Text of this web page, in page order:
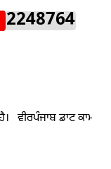
2248764